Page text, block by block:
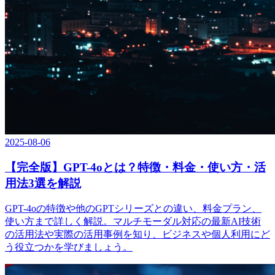
2025-08-06
【完全版】GPT-4oとは？特徴・料金・使い方・活
用法3選を解説
GPT-4oの特徴や他のGPTシリーズとの違い、料金プラン、
使い方まで詳しく解説。マルチモーダル対応の最新AI技術
の活用法や実際の活用事例を知り、ビジネスや個人利用にど
う役立つかを学びましょう。